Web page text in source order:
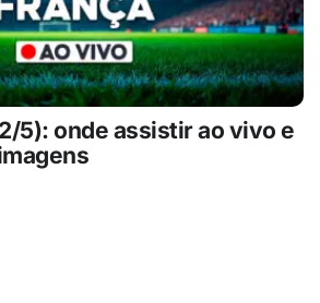
5): onde assistir ao vivo e